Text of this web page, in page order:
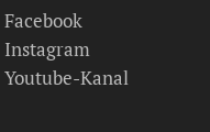
Facebook
Instagram
Youtube-Kanal